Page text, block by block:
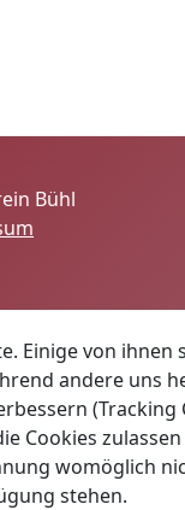
Bühl
Einige von ihnen
andere uns
(Tracking
Cookies
womöglich
stehen.